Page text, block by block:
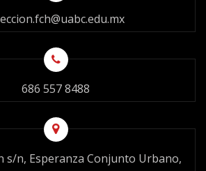
686 557 8488
s/n, Esperanza Conjunto Urbano,